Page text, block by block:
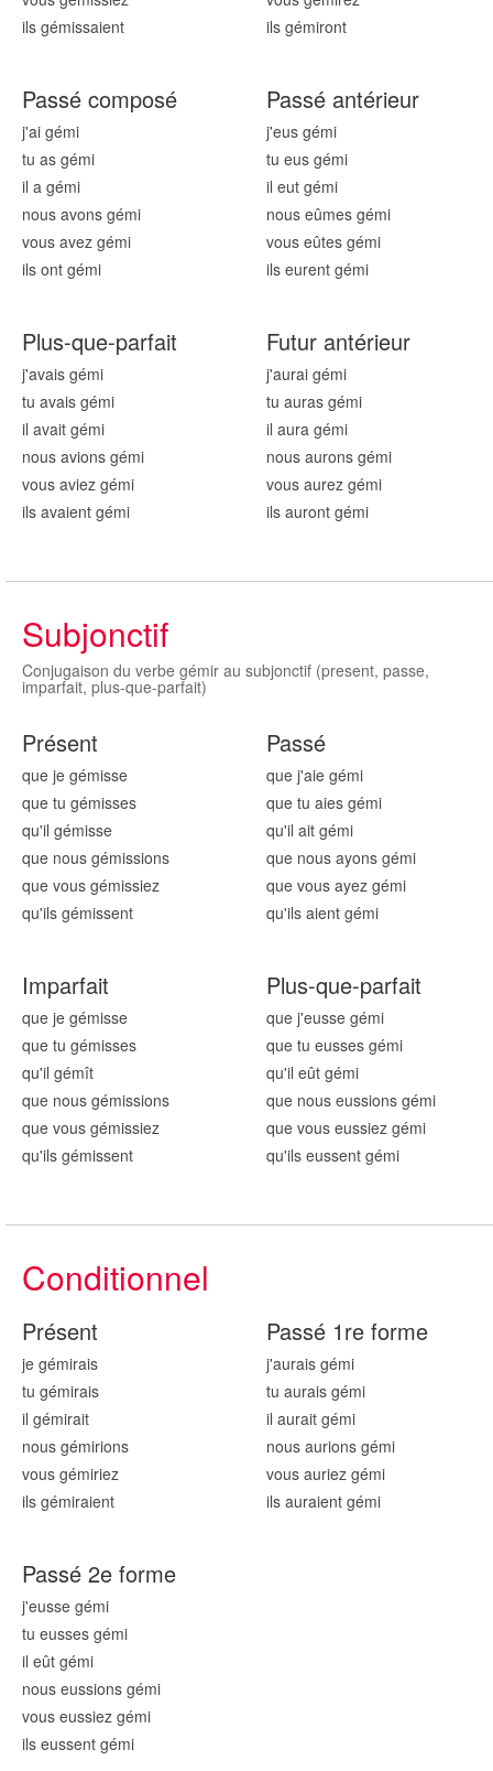
ils gémissaient
ils gémiront
Passé composé
j'ai gémi
tu as gémi
il a gémi
nous avons gémi
vous avez gémi
ils ont gémi
Passé antérieur
j'eus gémi
tu eus gémi
il eut gémi
nous eûmes gémi
vous eûtes gémi
ils eurent gémi
Plus-que-parfait
j'avais gémi
tu avais gémi
il avait gémi
nous avions gémi
vous aviez gémi
ils avaient gémi
Futur antérieur
j'aurai gémi
tu auras gémi
il aura gémi
nous aurons gémi
vous aurez gémi
ils auront gémi
Subjonctif
Conjugaison du verbe gémir au subjonctif (present, passe,
imparfait, plus-que-parfait)
Présent
que je gémisse
que tu gémisses
qu'il gémisse
que nous gémissions
que vous gémissiez
qu'ils gémissent
Passé
que j'aie gémi
que tu aies gémi
qu'il ait gémi
que nous ayons gémi
que vous ayez gémi
qu'ils aient gémi
Imparfait
que je gémisse
que tu gémisses
qu'il gémît
que nous gémissions
que vous gémissiez
qu'ils gémissent
Plus-que-parfait
que j'eusse gémi
que tu eusses gémi
qu'il eût gémi
que nous eussions gémi
que vous eussiez gémi
qu'ils eussent gémi
Conditionnel
Présent
je gémirais
tu gémirais
il gémirait
nous gémirions
vous gémiriez
ils gémiraient
Passé 1re forme
j'aurais gémi
tu aurais gémi
il aurait gémi
nous aurions gémi
vous auriez gémi
ils auraient gémi
Passé 2e forme
j'eusse gémi
tu eusses gémi
il eût gémi
nous eussions gémi
vous eussiez gémi
ils eussent gémi